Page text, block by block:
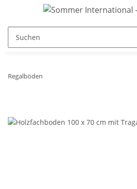
Regalböden